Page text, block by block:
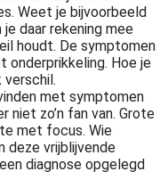
Weet je bijvoorbeeld
daar rekening mee
houdt. De symptomen
onderprikkeling. Hoe je
verschil.
met symptomen
niet zo’n fan van. Grote
met focus. Wie
deze vrijblijvende
diagnose opgelegd